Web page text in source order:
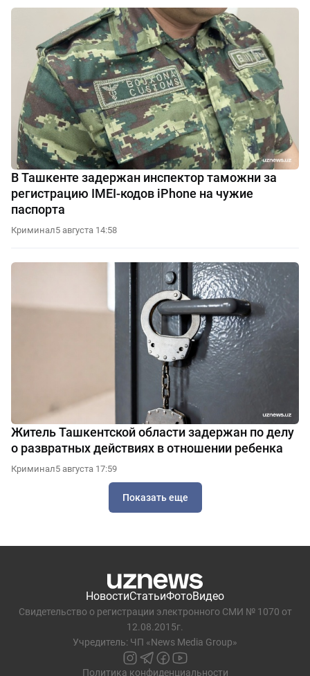
В Ташкенте задержан инспектор таможни за
регистрацию IMEI-кодов iPhone на чужие
паспорта
Криминал5 августа 14:58
Житель Ташкентской области задержан по делу
о развратных действиях в отношении ребенка
Криминал5 августа 17:59
Показать еще
НовостиСтатьиФотоВидео
Свидетельство о регистрации электронного СМИ № 1070 от
12.08.2015г.
Учредитель: ЧП «News Media Group»
Политика конфиденциальности